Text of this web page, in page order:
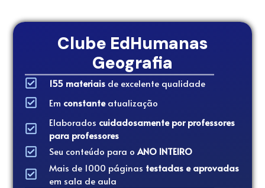
Clube EdHumanas
Geografia
155 materiais de excelente qualidade
Em constanteatualização
Elaborados cuidadosamente por professores
para professores
Seu conteúdo para oANO INTEIRO
Mais de 1000 páginas testadas e aprovadas
em sala de aula